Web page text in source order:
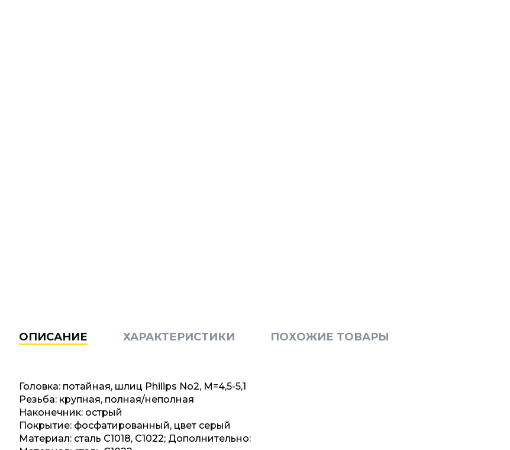
ОПИСАНИЕ ХАРАКТЕРИСТИКИ ПОХОЖИЕ ТОВАРЫ
Головка: потайная, шлиц Philips No2, M=4,5-5,1
Резьба: крупная, полная/неполная
Наконечник: острый
Покрытие: фосфатированный, цвет серый
Материал: сталь C1018, C1022; Дополнительно: